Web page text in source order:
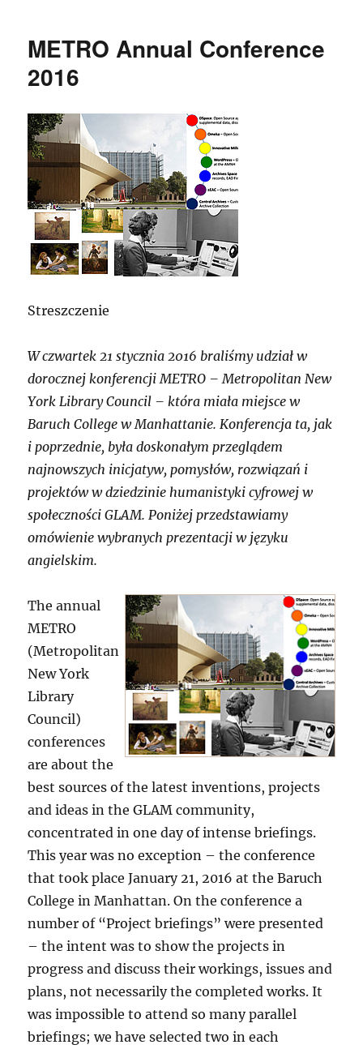
METRO Annual Conference
2016
Streszczenie
W czwartek 21 stycznia 2016 braliśmy udział w
dorocznej konferencji METRO – Metropolitan New
York Library Council – która miała miejsce w
Baruch College w Manhattanie. Konferencja ta, jak
i poprzednie, była doskonałym przeglądem
najnowszych inicjatyw, pomysłów, rozwiązań i
projektów w dziedzinie humanistyki cyfrowej w
społeczności GLAM. Poniżej przedstawiamy
omówienie wybranych prezentacji w języku
angielskim.
The annual
METRO
(Metropolitan
New York
Library
Council)
conferences
are about the
best sources of the latest inventions, projects
and ideas in the GLAM community,
concentrated in one day of intense briefings.
This year was no exception – the conference
that took place January 21, 2016 at the Baruch
College in Manhattan. On the conference a
number of “Project briefings” were presented
– the intent was to show the projects in
progress and discuss their workings, issues and
plans, not necessarily the completed works. It
was impossible to attend so many parallel
briefings; we have selected two in each